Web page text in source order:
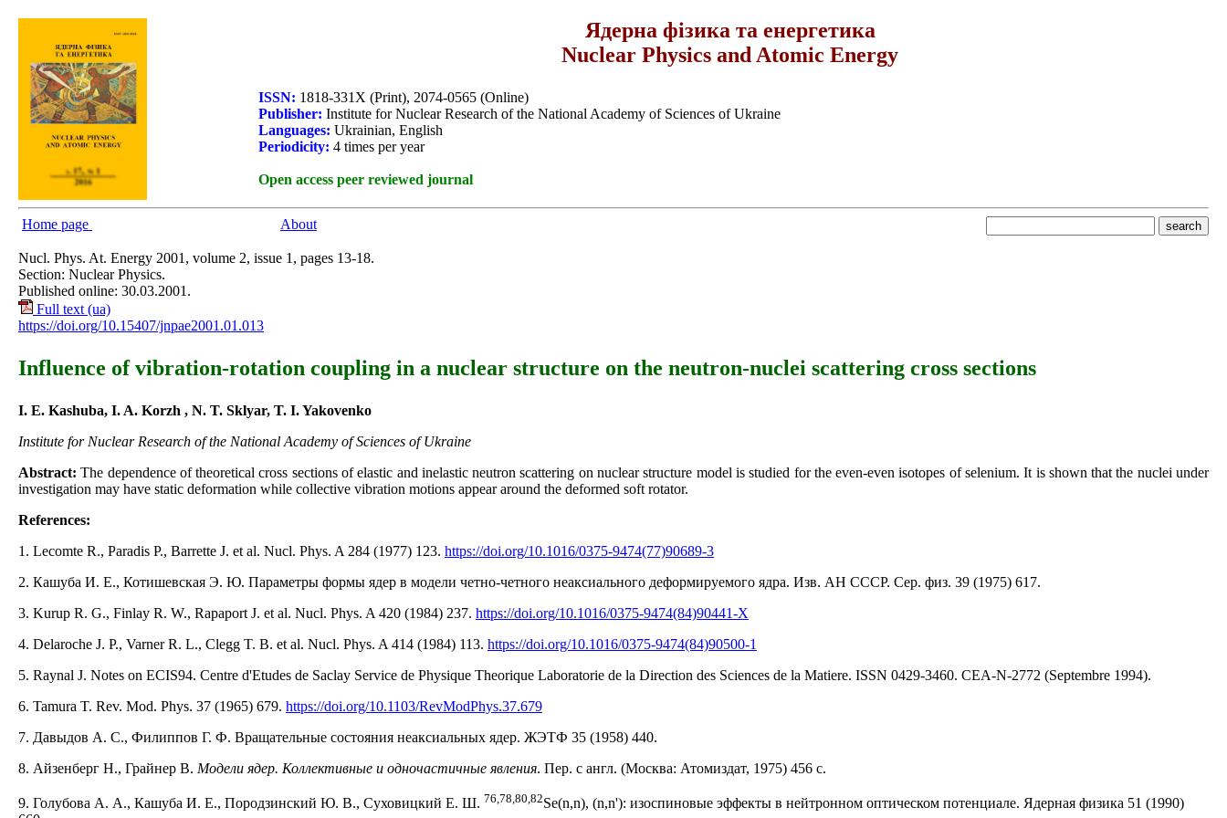
Ядерна фізика та енергетика
Nuclear Physics and Atomic Energy
ISSN: 1818-331X (Print), 2074-0565 (Online)
Publisher: Institute for Nuclear Research of the National Academy of Sciences of Ukraine
Languages: Ukrainian, English
Periodicity: 4 times per year
Open access peer reviewed journal
Home page About
Nucl. Phys. At. Energy 2001, volume 2, issue 1, pages 13-18.
Section: Nuclear Physics.
Published online: 30.03.2001.
Full text (ua)
https://doi.org/10.15407/jnpae2001.01.013
Influence of vibration-rotation coupling in a nuclear structure on the neutron-nuclei scattering cross sections
I. E. Kashuba, I. A. Korzh , N. T. Sklyar, T. I. Yakovenko
Institute for Nuclear Research of the National Academy of Sciences of Ukraine
Abstract:The dependence of theoretical cross sections of elastic and inelastic neutron scattering on nuclear structure model is studied for the even-even isotopes of selenium. It is shown that the nuclei under
investigation may have static deformation while collective vibration motions appear around the deformed soft rotator.
References:
1. Lecomte R., Paradis P., Barrette J. et al. Nucl. Phys. A 284 (1977) 123. https://doi.org/10.1016/0375-9474(77)90689-3
2. Кашуба И. Е., Котишевская Э. Ю. Параметры формы ядер в модели четно-четного неаксиального деформируемого ядра. Изв. АН СССР. Сер. физ. 39 (1975) 617.
3. Kurup R. G., Finlay R. W., Rapaport J. et al. Nucl. Phys. A 420 (1984) 237. https://doi.org/10.1016/0375-9474(84)90441-X
4. Delaroche J. P., Varner R. L., Clegg T. B. et al. Nucl. Phys. A 414 (1984) 113. https://doi.org/10.1016/0375-9474(84)90500-1
5. Raynal J. Notes on ECIS94. Centre d'Etudes de Saclay Service de Physique Theorique Laboratorie de la Direction des Sciences de la Matiere. ISSN 0429-3460. СЕА-N-2772 (Septembre 1994).
6. Tamura T. Rev. Mod. Phys. 37 (1965) 679. https://doi.org/10.1103/RevModPhys.37.679
7. Давыдов А. С., Филиппов Г. Ф. Вращательные состояния неаксиальных ядер. ЖЭТФ 35 (1958) 440.
8. Айзенберг Н., Грайнер В. Модели ядер. Коллективные и одночастичные явления. Пер. с англ. (Москва: Атомиздат, 1975) 456 с.
9. Голубова А. А., Кашуба И. Е., Породзинский Ю. В., Суховицкий Е. Ш. 76,78,80,82Se(n,n), (n,n'): изоспиновые эффекты в нейтронном оптическом потенциале. Ядерная физика 51 (1990)